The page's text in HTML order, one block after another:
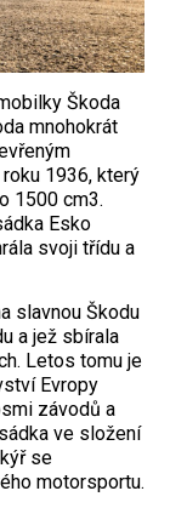
Škoda
mnohokrát
1936, který
1500 cm3.
Esko
svoji třídu a
slavnou Škodu
a jež sbírala
Letos tomu je
Evropy
závodů a
ve složení
se
motorsportu.